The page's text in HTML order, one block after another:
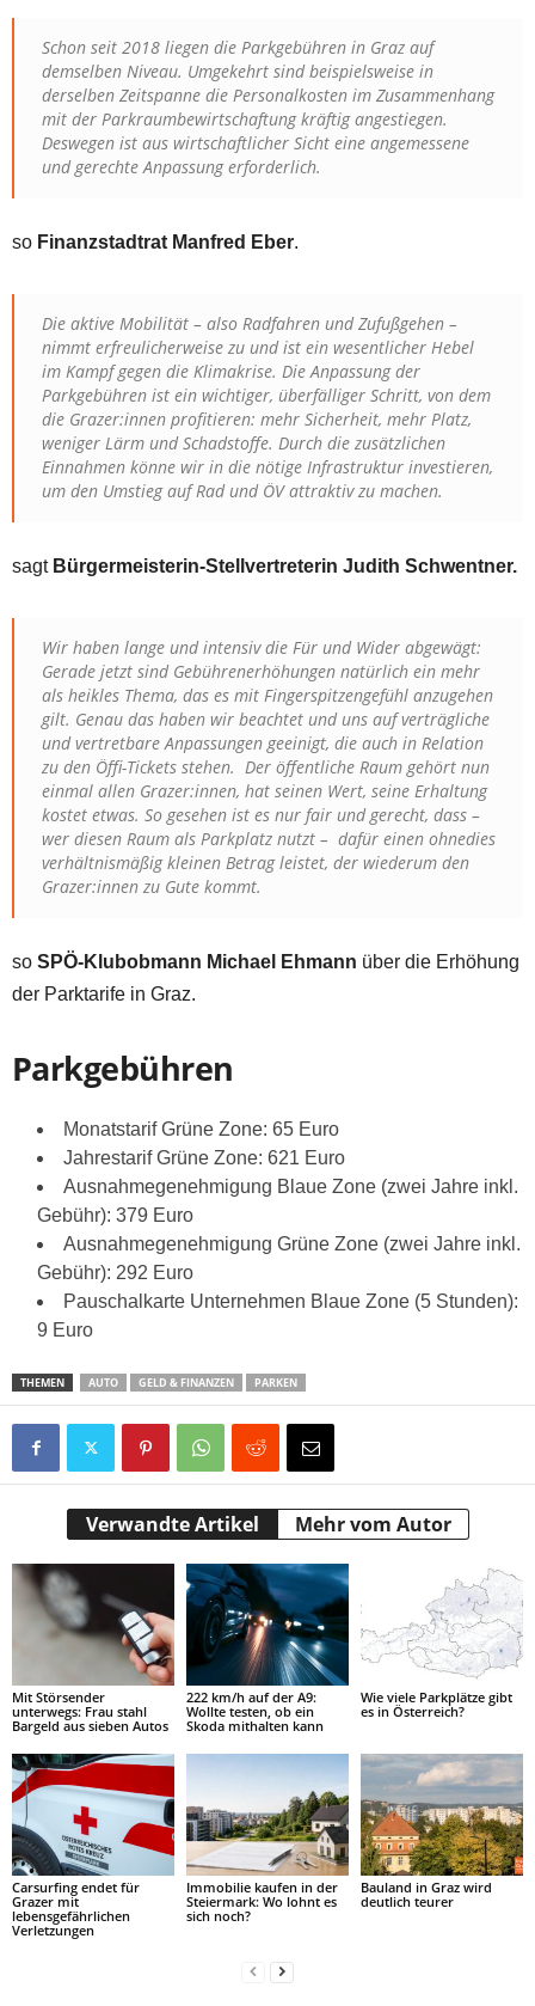
Schon seit 2018 liegen die Parkgebühren in Graz auf
demselben Niveau. Umgekehrt sind beispielsweise in
derselben Zeitspanne die Personalkosten im Zusammenhang
mit der Parkraumbewirtschaftung kräftig angestiegen.
Deswegen ist aus wirtschaftlicher Sicht eine angemessene
und gerechte Anpassung erforderlich.
so Finanzstadtrat Manfred Eber.
Die aktive Mobilität – also Radfahren und Zufußgehen –
nimmt erfreulicherweise zu und ist ein wesentlicher Hebel
im Kampf gegen die Klimakrise. Die Anpassung der
Parkgebühren ist ein wichtiger, überfälliger Schritt, von dem
die Grazer:innen profitieren: mehr Sicherheit, mehr Platz,
weniger Lärm und Schadstoffe. Durch die zusätzlichen
Einnahmen könne wir in die nötige Infrastruktur investieren,
um den Umstieg auf Rad und ÖV attraktiv zu machen.
sagt Bürgermeisterin-Stellvertreterin Judith Schwentner.
Wir haben lange und intensiv die Für und Wider abgewägt:
Gerade jetzt sind Gebührenerhöhungen natürlich ein mehr
als heikles Thema, das es mit Fingerspitzengefühl anzugehen
gilt. Genau das haben wir beachtet und uns auf verträgliche
und vertretbare Anpassungen geeinigt, die auch in Relation
zu den Öffi-Tickets stehen. Der öffentliche Raum gehört nun
einmal allen Grazer:innen, hat seinen Wert, seine Erhaltung
kostet etwas. So gesehen ist es nur fair und gerecht, dass –
wer diesen Raum als Parkplatz nutzt – dafür einen ohnedies
verhältnismäßig kleinen Betrag leistet, der wiederum den
Grazer:innen zu Gute kommt.
so SPÖ-Klubobmann Michael Ehmann über die Erhöhung
der Parktarife in Graz.
Parkgebühren
Monatstarif Grüne Zone: 65 Euro
Jahrestarif Grüne Zone: 621 Euro
Ausnahmegenehmigung Blaue Zone (zwei Jahre inkl.
Gebühr): 379 Euro
Ausnahmegenehmigung Grüne Zone (zwei Jahre inkl.
Gebühr): 292 Euro
Pauschalkarte Unternehmen Blaue Zone (5 Stunden):
9 Euro
THEMEN AUTO GELD & FINANZEN PARKEN
Verwandte Artikel Mehr vom Autor
Mit Störsender
unterwegs: Frau stahl
Bargeld aus sieben Autos
222 km/h auf der A9:
Wollte testen, ob ein
Skoda mithalten kann
Wie viele Parkplätze gibt
es in Österreich?
Carsurfing endet für
Grazer mit
lebensgefährlichen
Verletzungen
Immobilie kaufen in der
Steiermark: Wo lohnt es
sich noch?
Bauland in Graz wird
deutlich teurer